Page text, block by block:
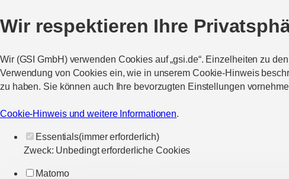
Wir respektieren Ihre
Wir (GSI GmbH) verwenden Cookies auf „gsi.de“. Einzelheiten zu
Verwendung von Cookies ein, wie in unserem Cookie-Hinweis
zu haben. Sie können auch Ihre bevorzugten Einstellungen
Cookie-Hinweis und weitere Informationen.
Essentials(immer erforderlich)
Zweck: Unbedingt erforderliche Cookies
Matomo